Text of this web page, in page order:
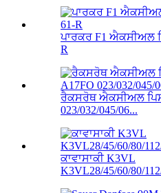
ਪਾਰਕਰ F1 ਐਕਸੀਅਲ
R
ਰੈਕਸਰੋਥ ਐਕਸੀਅਲ
023/032/045/06...
ਕਾਵਾਸਾਕੀ K3VL
K3VL28/45/60/80/